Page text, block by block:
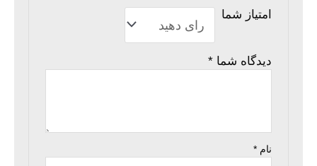
امتیاز شما
دیدگاه شما*
نام*